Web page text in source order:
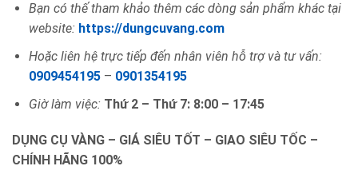
Bạn có thế tham khảo thêm các dòng sản phẩm khác tại
website: https://dungcuvang.com
Hoặc liên hệ trực tiếp đến nhân viên hỗ trợ và tư vấn:
0909454195– 0901354195
Giờ làm việc: Thứ 2 – Thứ 7: 8:00 – 17:45
DỤNG CỤ VÀNG – GIÁ SIÊU TỐT – GIAO SIÊU TỐC –
CHÍNH HÃNG 100%